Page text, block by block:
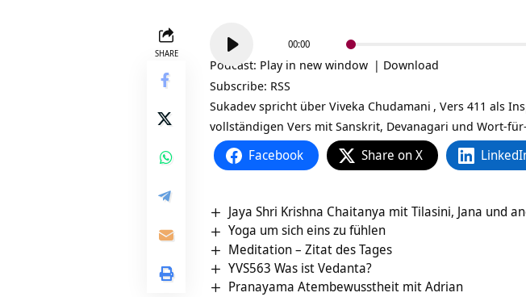
SHARE
Player
00:00
Podcast: Play in new window | Download
Subscribe: RSS
Sukadev spricht über Viveka Chudamani , Vers 411 als
vollständigen Vers mit Sanskrit, Devanagari und Wort-
Facebook Share on X
Jaya Shri Krishna Chaitanya mit Tilasini, Jana und
Yoga um sich eins zu fühlen
Meditation – Zitat des Tages
YVS563 Was ist Vedanta?
Pranayama Atembewusstheit mit Adrian